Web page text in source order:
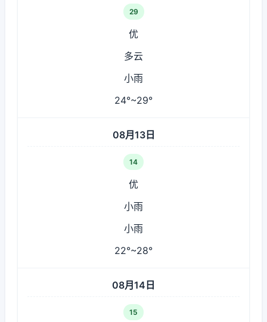
29
优
多云
小雨
24°~29°
08月13日
14
优
小雨
小雨
22°~28°
08月14日
15